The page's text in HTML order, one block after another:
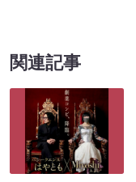
関連記事